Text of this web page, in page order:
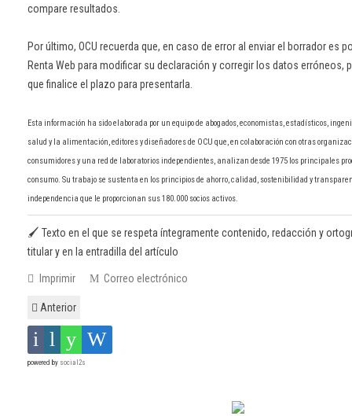
compare resultados.
Por último, OCU recuerda que, en caso de error al enviar el borrador es
Renta Web para modificar su declaración y corregir los datos erróneos,
que finalice el plazo para presentarla.
Esta información ha sido elaborada por un equipo de abogados, economistas, estadísticos,
salud y la alimentación, editores y diseñadores de OCU que, en colaboración con otras
consumidores y una red de laboratorios independientes, analizan desde 1975 los principales
consumo. Su trabajo se sustenta en los principios de ahorro, calidad, sostenibilidad y
independencia que le proporcionan sus 180.000 socios activos.
🖌️ Texto en el que se respeta íntegramente contenido, redacción y
titular y en la entradilla del artículo
Imprimir Correo electrónico
Anterior
powered by social2s